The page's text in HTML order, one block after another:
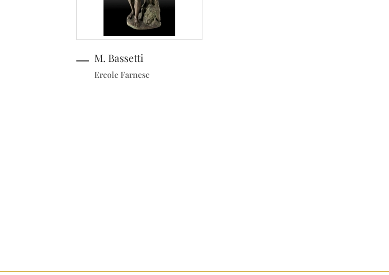
M. Bassetti
Ercole Farnese